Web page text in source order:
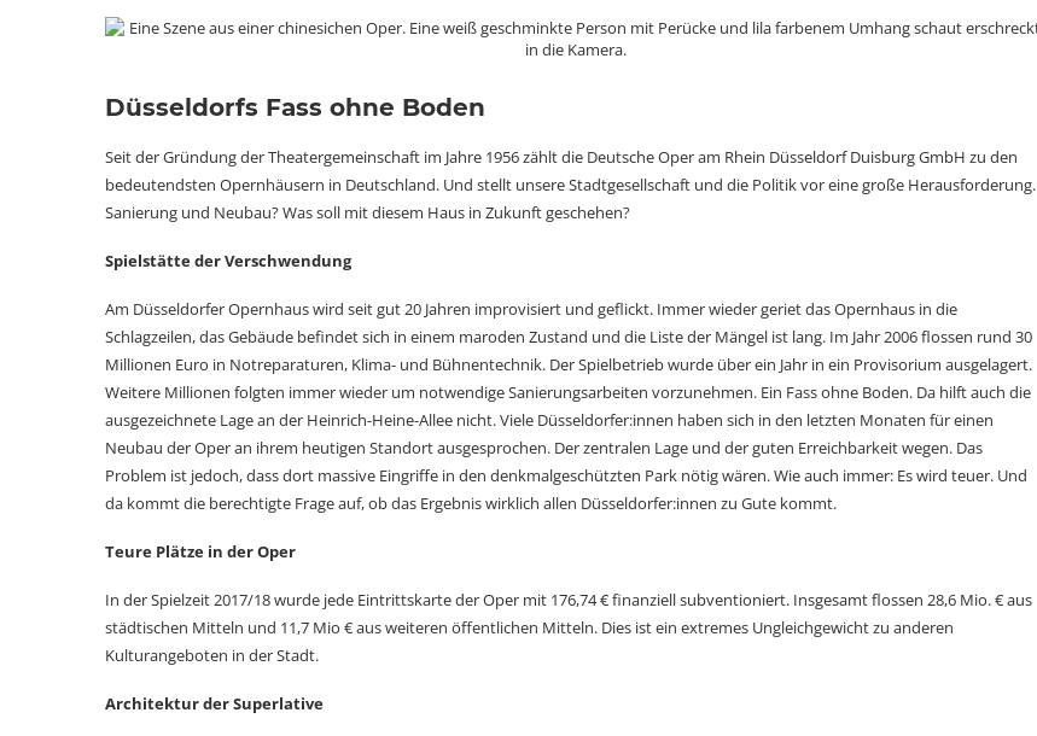
Düsseldorfs Fass ohne Boden
Seit der Gründung der Theatergemeinschaft im Jahre 1956 zählt die Deutsche Oper am Rhein Düsseldorf Duisburg GmbH zu den
bedeutendsten Opernhäusern in Deutschland. Und stellt unsere Stadtgesellschaft und die Politik vor eine große Herausforderung.
Sanierung und Neubau? Was soll mit diesem Haus in Zukunft geschehen?
Spielstätte derVerschwendung
Am Düsseldorfer Opernhaus wird seit gut 20 Jahren improvisiert und geflickt. Immer wieder geriet das Opernhaus in die
Schlagzeilen, das Gebäude befindet sich in einem maroden Zustand und die Liste der Mängel ist lang. Im Jahr 2006 flossen rund 30
Millionen Euro in Notreparaturen, Klima- und Bühnentechnik. Der Spielbetrieb wurde über ein Jahr in ein Provisorium ausgelagert.
Weitere Millionen folgten immer wieder um notwendige Sanierungsarbeiten vorzunehmen. Ein Fass ohne Boden. Da hilft auch die
ausgezeichnete Lage an der Heinrich-Heine-Allee nicht. Viele Düsseldorfer:innen haben sich in den letzten Monaten für einen
Neubau der Oper an ihrem heutigen Standort ausgesprochen. Der zentralen Lage und der guten Erreichbarkeit wegen. Das
Problem ist jedoch, dass dort massive Eingriffe in den denkmalgeschützten Park nötig wären. Wie auch immer: Es wird teuer. Und
da kommt die berechtigte Frage auf, ob das Ergebnis wirklich allen Düsseldorfer:innen zu Gute kommt.
Teure Plätze in der Oper
In der Spielzeit 2017/18 wurde jede Eintrittskarte der Oper mit 176,74 € finanziell subventioniert. Insgesamt flossen 28,6 Mio. € aus
städtischen Mitteln und 11,7 Mio € aus weiteren öffentlichen Mitteln. Dies ist ein extremes Ungleichgewicht zu anderen
Kulturangeboten in der Stadt.
Architektur der Superlative